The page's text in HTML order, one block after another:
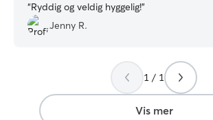
“Ryddig og veldig hyggelig!”
Jenny R.
1 / 1
Vis mer